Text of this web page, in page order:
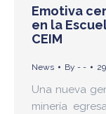
Emotiva
en la
CEIM
News By - -
Una nueva
minería